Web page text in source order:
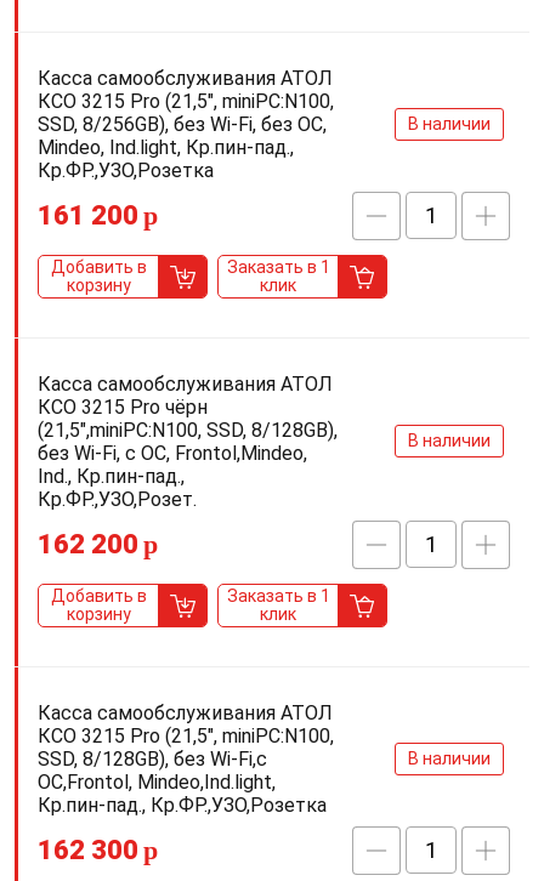
Касса самообслуживания АТОЛ
КСО 3215 Pro (21,5", miniPC:N100,
SSD, 8/256GB), без Wi-Fi, без ОС,
Mindeo, Ind.light, Кр.пин-пад.,
Кр.ФР.,УЗО,Розетка
В наличии
161 200 p
Добавить в
корзину
Заказать в 1
клик
Касса самообслуживания АТОЛ
КСО 3215 Pro чёрн
(21,5",miniPC:N100, SSD, 8/128GB),
без Wi-Fi, c ОС, Frontol,Mindeo,
Ind., Кр.пин-пад.,
Кр.ФР.,УЗО,Розет.
В наличии
162 200 p
Добавить в
корзину
Заказать в 1
клик
Касса самообслуживания АТОЛ
КСО 3215 Pro (21,5", miniPC:N100,
SSD, 8/128GB), без Wi-Fi,с
ОС,Frontol, Mindeo,Ind.light,
Кр.пин-пад., Кр.ФР.,УЗО,Розетка
В наличии
162 300 p